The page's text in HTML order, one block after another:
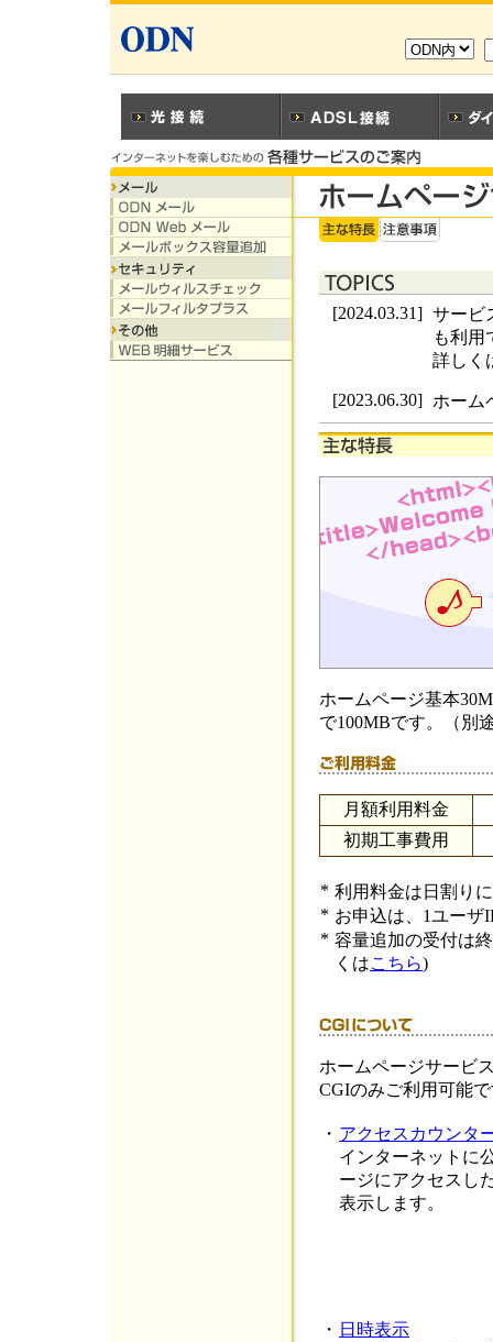
[2024.03.31] サービ
も利用
詳しく
[2023.06.30] ホーム
ホームページ基本
で100MBです。（別
月額利用料金
初期工事費用
* 利用料金は日割り
* お申込は、1ユーザ
* 容量追加の受付は
くはこちら)
ホームページサービ
CGIのみご利用可能
・ アクセスカウンタ
インターネットに
ージにアクセスし
表示します。
・ 日時表示